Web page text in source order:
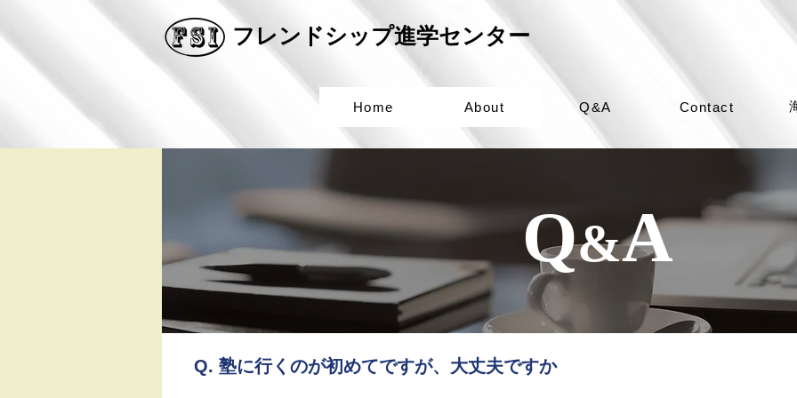
​フレンドシップ進学センター
Home About Q&A Contact
Q&A
Q. 塾に行くのが初めてですが、大丈夫ですか